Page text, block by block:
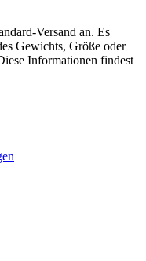
Versand an. Es
Gewichts, Größe oder
Informationen findest